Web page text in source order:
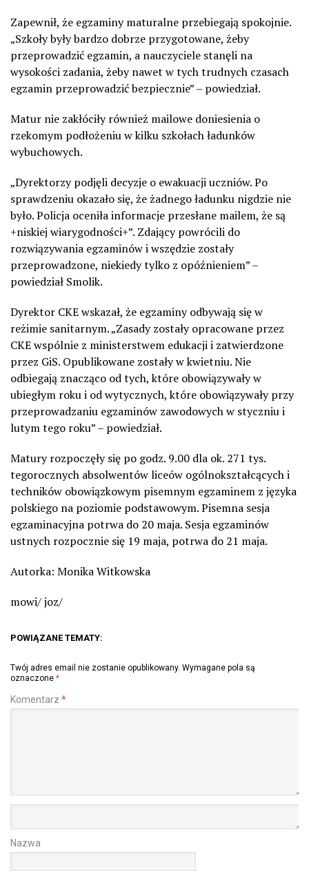
Zapewnił, że egzaminy maturalne przebiegają spokojnie.
„Szkoły były bardzo dobrze przygotowane, żeby
przeprowadzić egzamin, a nauczyciele stanęli na
wysokości zadania, żeby nawet w tych trudnych czasach
egzamin przeprowadzić bezpiecznie” – powiedział.
Matur nie zakłóciły również mailowe doniesienia o
rzekomym podłożeniu w kilku szkołach ładunków
wybuchowych.
„Dyrektorzy podjęli decyzje o ewakuacji uczniów. Po
sprawdzeniu okazało się, że żadnego ładunku nigdzie nie
było. Policja oceniła informacje przesłane mailem, że są
+niskiej wiarygodności+”. Zdający powrócili do
rozwiązywania egzaminów i wszędzie zostały
przeprowadzone, niekiedy tylko z opóźnieniem” –
powiedział Smolik.
Dyrektor CKE wskazał, że egzaminy odbywają się w
reżimie sanitarnym. „Zasady zostały opracowane przez
CKE wspólnie z ministerstwem edukacji i zatwierdzone
przez GiS. Opublikowane zostały w kwietniu. Nie
odbiegają znacząco od tych, które obowiązywały w
ubiegłym roku i od wytycznych, które obowiązywały przy
przeprowadzaniu egzaminów zawodowych w styczniu i
lutym tego roku” – powiedział.
Matury rozpoczęły się po godz. 9.00 dla ok. 271 tys.
tegorocznych absolwentów liceów ogólnokształcących i
techników obowiązkowym pisemnym egzaminem z języka
polskiego na poziomie podstawowym. Pisemna sesja
egzaminacyjna potrwa do 20 maja. Sesja egzaminów
ustnych rozpocznie się 19 maja, potrwa do 21 maja.
Autorka: Monika Witkowska
mowi/ joz/
POWIĄZANE TEMATY:
Twój adres email nie zostanie opublikowany. Wymagane pola są
oznaczone *
Komentarz *
Nazwa